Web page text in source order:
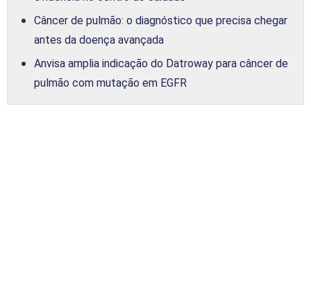
Câncer de pulmão: o diagnóstico que precisa chegar
antes da doença avançada
Anvisa amplia indicação do Datroway para câncer de
pulmão com mutação em EGFR